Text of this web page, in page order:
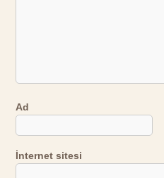
Ad
İnternet sitesi